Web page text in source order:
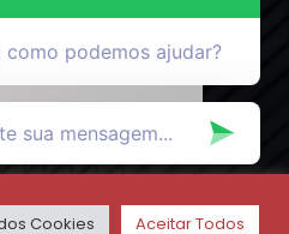
Cookies Aceitar Todos
como podemos ajudar?